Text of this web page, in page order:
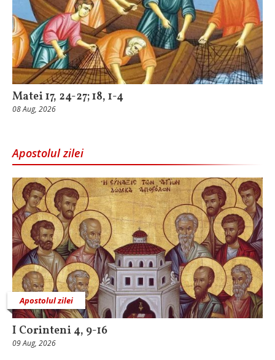
Matei 17, 24-27; 18, 1-4
08 Aug, 2026
Apostolul zilei
Apostolul zilei
I Corinteni 4, 9-16
09 Aug, 2026